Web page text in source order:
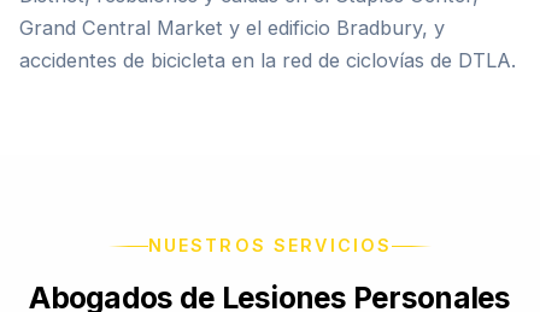
Grand Central Market y el edificio Bradbury, y
accidentes de bicicleta en la red de ciclovías de DTLA.
NUESTROS SERVICIOS
Abogados de Lesiones Personales